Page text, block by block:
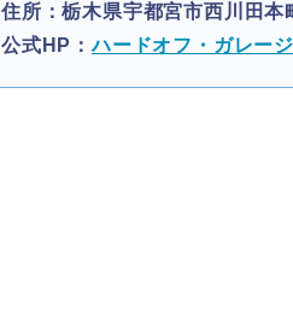
住所：栃木県宇都宮市西川田本
公式HP：ハードオフ・ガレー